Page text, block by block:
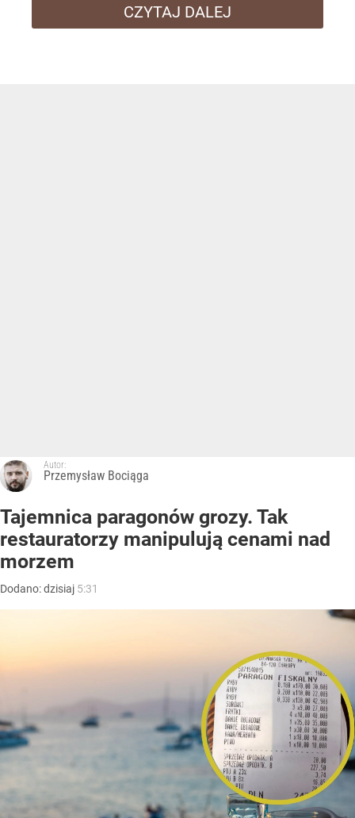
CZYTAJ DALEJ
Autor:
Przemysław Bociąga
Tajemnica paragonów grozy. Tak
restauratorzy manipulują cenami nad
morzem
Dodano:dzisiaj 5:31